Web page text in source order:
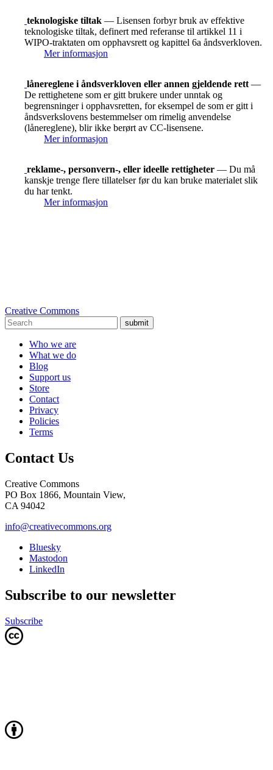
teknologiske tiltak — Lisensen forbyr bruk av effektive
teknologiske tiltak, definert med referanse til artikkel 11 i
WIPO-traktaten om opphavsrett og kapittel 6a åndsverkloven.
Mer informasjon
lånereglene i åndsverkloven eller annen gjeldende rett —
De rettighetene som er gitt brukere under unntak og
begrensninger i opphavsretten, for eksempel de som er gitt i
åndsverkslovens bestemmelser om rimelig anvendelse
(lånereglene), blir ikke berørt av CC-lisensene.
Mer informasjon
reklame-, personvern-, eller ideelle rettigheter — Du må
kanskje trenge flere tillatelser før du kan bruke materialet slik
du har tenkt.
Mer informasjon
Creative Commons
submit
Who we are
What we do
Blog
Support us
Store
Contact
Privacy
Policies
Terms
Contact Us
Creative Commons
PO Box 1866, Mountain View,
CA 94042
info@creativecommons.org
Bluesky
Mastodon
LinkedIn
Subscribe to our newsletter
Subscribe